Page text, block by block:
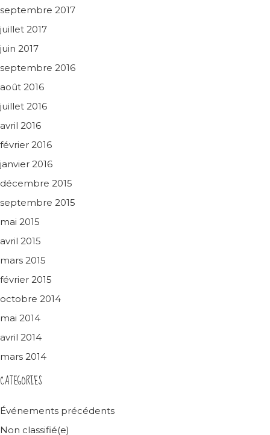
septembre 2017
juillet 2017
juin 2017
septembre 2016
août 2016
juillet 2016
avril 2016
février 2016
janvier 2016
décembre 2015
septembre 2015
mai 2015
avril 2015
mars 2015
février 2015
octobre 2014
mai 2014
avril 2014
mars 2014
CATEGORIES
Événements précédents
Non classifié(e)